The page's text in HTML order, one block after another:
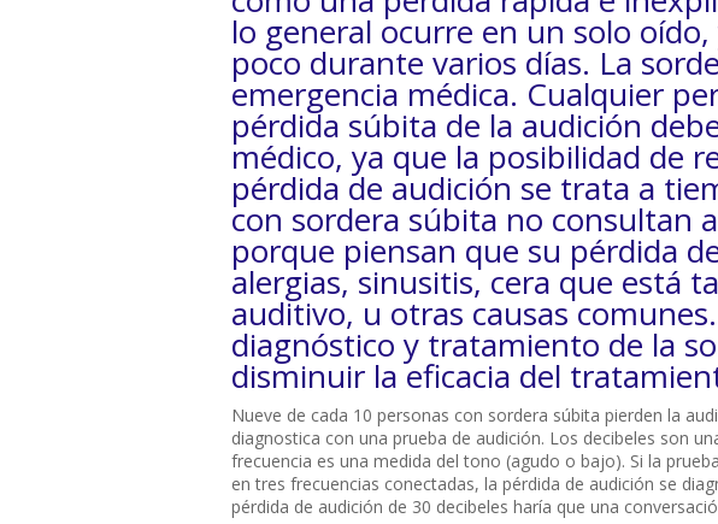
lo general ocurre en un solo
poco durante varios días. La
emergencia médica. Cualquier
pérdida súbita de la audición
médico, ya que la posibilidad de
pérdida de audición se trata a
con sordera súbita no consultan
porque piensan que su pérdida
alergias, sinusitis, cera que está
auditivo, u otras causas
diagnóstico y tratamiento de la
disminuir la eficacia del
Nueve de cada 10 personas con sordera súbita pierden la
diagnostica con una prueba de audición. Los decibeles son
frecuencia es una medida del tono (agudo o bajo). Si la
en tres frecuencias conectadas, la pérdida de audición se
pérdida de audición de 30 decibeles haría que una